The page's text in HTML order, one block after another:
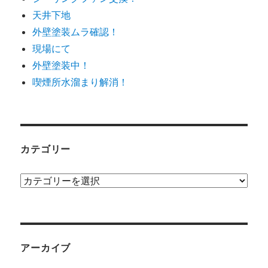
天井下地
外壁塗装ムラ確認！
現場にて
外壁塗装中！
喫煙所水溜まり解消！
カテゴリー
カ
ー
アーカイブ